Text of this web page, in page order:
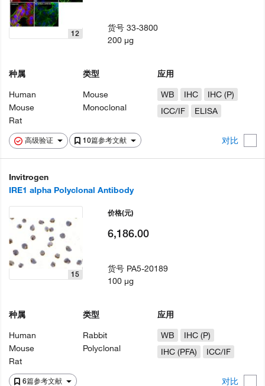
高级验证 10篇参考文献 对比
12
种属
Human
Mouse
Rat
类型
Mouse
Monoclonal
应用
WB
IHC
IHC (P)
ICC/IF
ELISA
货号33-3800
200 µg
Invitrogen
IRE1 alpha Polyclonal Antibody
6篇参考文献 对比
15
种属
Human
Mouse
Rat
类型
Rabbit
Polyclonal
应用
WB
IHC (P)
IHC (PFA)
ICC/IF
价格(元)
6,186.00
货号 PA5-20189
100 µg